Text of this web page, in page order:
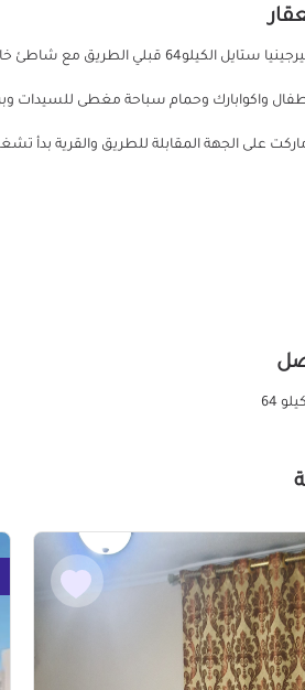
شاليه للبيع بقرية فيرجينيا ستايل
واكوابارك وحمام سباحة مغطى للسيدات
على الجهة المقابلة للطريق والقرية بدأ
64